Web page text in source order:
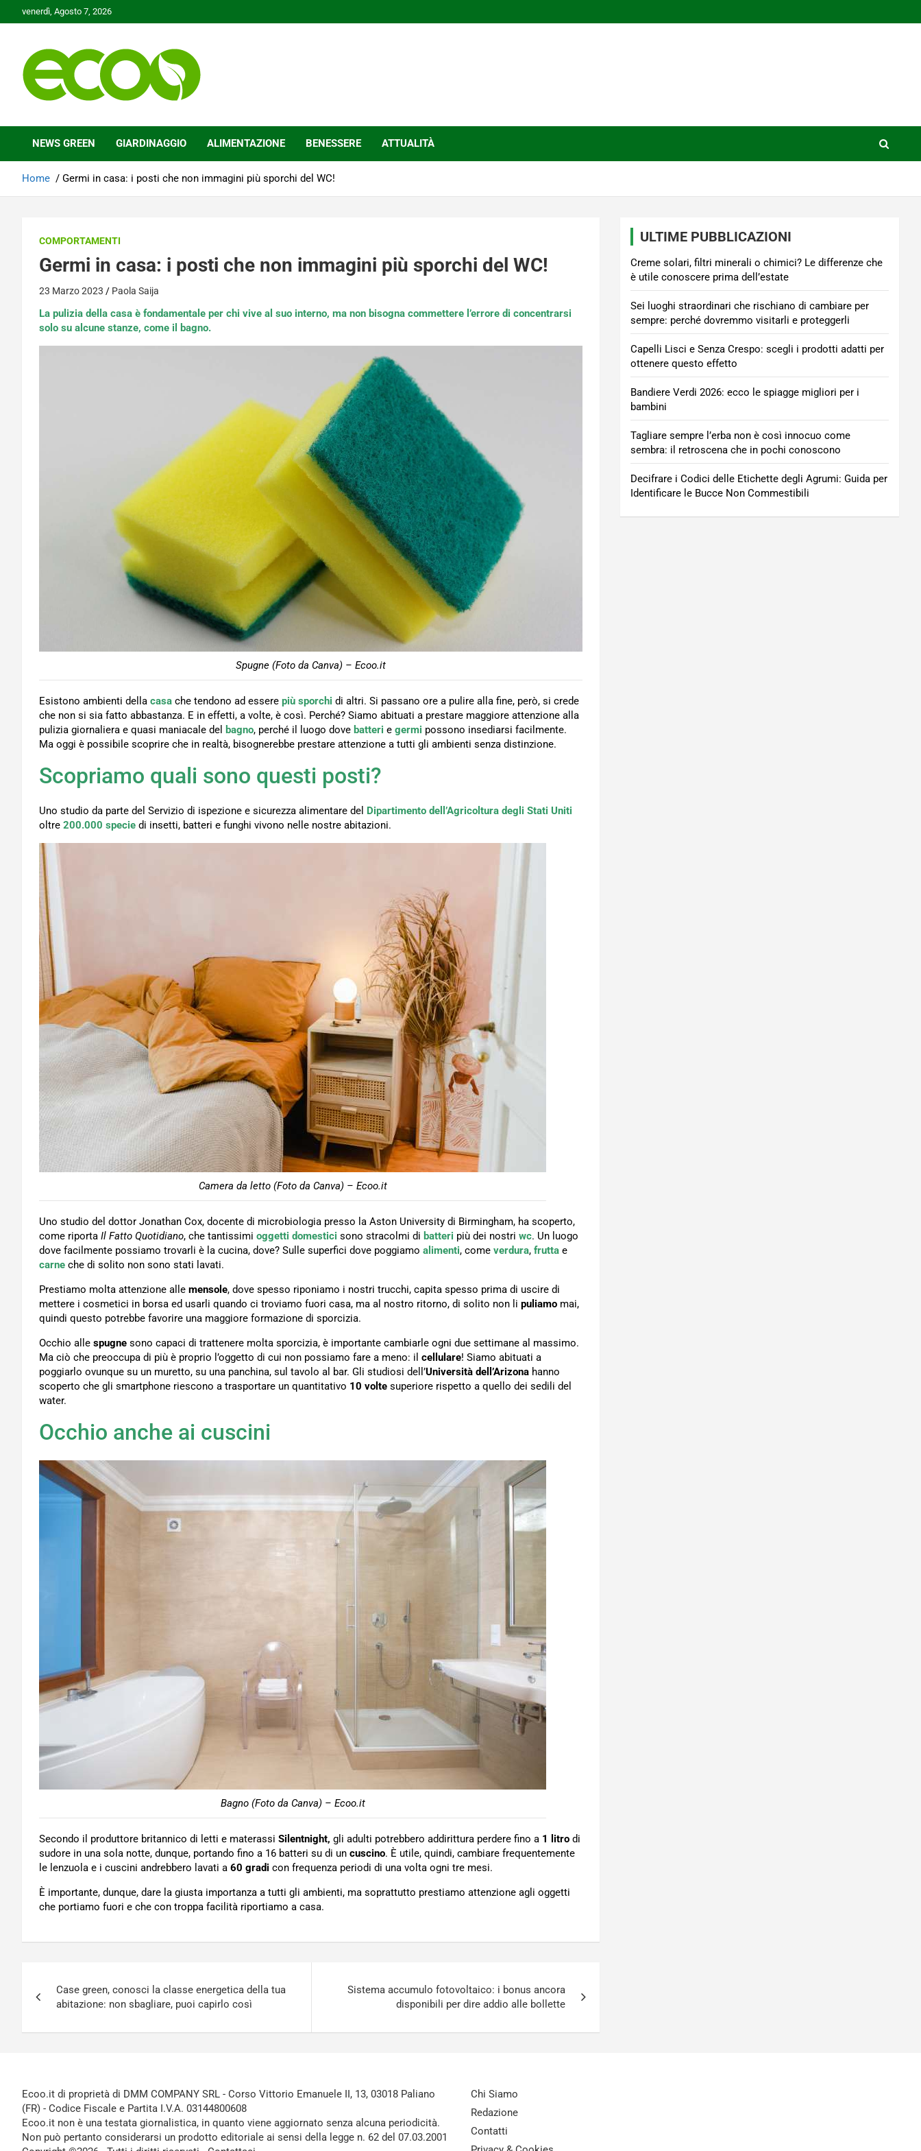
to
venerdì, Agosto 7, 2026
Ecoo.it
NEWS GREEN GIARDINAGGIO ALIMENTAZIONE BENESSERE ATTUALITÀ
Home Germi in casa: i posti che non immagini più sporchi del WC!
COMPORTAMENTI
Germi in casa: i posti che non immagini più sporchi del WC!
23 Marzo 2023 Paola Saija
La pulizia della casa è fondamentale per chi vive al suo interno, ma non bisogna commettere l’errore di concentrarsi
solo su alcune stanze, come il bagno.
Spugne (Foto da Canva) – Ecoo.it
Esistono ambienti della casa che tendono ad essere più sporchi di altri. Si passano ore a pulire alla fine, però, si crede
che non si sia fatto abbastanza. E in effetti, a volte, è così. Perché? Siamo abituati a prestare maggiore attenzione alla
pulizia giornaliera e quasi maniacale del bagno, perché il luogo dove batteri e germi possono insediarsi facilmente.
Ma oggi è possibile scoprire che in realtà, bisognerebbe prestare attenzione a tutti gli ambienti senza distinzione.
Scopriamo quali sono questi posti?
Uno studio da parte del Servizio di ispezione e sicurezza alimentare del Dipartimento dell’Agricoltura degli Stati Uniti
oltre 200.000 specie di insetti, batteri e funghi vivono nelle nostre abitazioni.
Camera da letto (Foto da Canva) – Ecoo.it
Uno studio del dottor Jonathan Cox, docente di microbiologia presso la Aston University di Birmingham, ha scoperto,
come riporta Il Fatto Quotidiano, che tantissimi oggetti domestici sono stracolmi di batteri più dei nostri wc. Un luogo
dove facilmente possiamo trovarli è la cucina, dove? Sulle superfici dove poggiamo alimenti, come verdura, frutta e
carne che di solito non sono stati lavati.
Prestiamo molta attenzione alle mensole, dove spesso riponiamo i nostri trucchi, capita spesso prima di uscire di
mettere i cosmetici in borsa ed usarli quando ci troviamo fuori casa, ma al nostro ritorno, di solito non li puliamo mai,
quindi questo potrebbe favorire una maggiore formazione di sporcizia.
Occhio alle spugne sono capaci di trattenere molta sporcizia, è importante cambiarle ogni due settimane al massimo.
Ma ciò che preoccupa di più è proprio l’oggetto di cui non possiamo fare a meno: il cellulare! Siamo abituati a
poggiarlo ovunque su un muretto, su una panchina, sul tavolo al bar. Gli studiosi dell’Università dell’Arizona hanno
scoperto che gli smartphone riescono a trasportare un quantitativo 10 volte superiore rispetto a quello dei sedili del
water.
Occhio anche ai cuscini
Bagno (Foto da Canva) – Ecoo.it
Secondo il produttore britannico di letti e materassi Silentnight, gli adulti potrebbero addirittura perdere fino a 1 litro di
sudore in una sola notte, dunque, portando fino a 16 batteri su di un cuscino. È utile, quindi, cambiare frequentemente
le lenzuola e i cuscini andrebbero lavati a 60 gradi con frequenza periodi di una volta ogni tre mesi.
È importante, dunque, dare la giusta importanza a tutti gli ambienti, ma soprattutto prestiamo attenzione agli oggetti
che portiamo fuori e che con troppa facilità riportiamo a casa.
articoli
Case green, conosci la classe energetica della tua
abitazione: non sbagliare, puoi capirlo così
Sistema accumulo fotovoltaico: i bonus ancora
disponibili per dire addio alle bollette
ULTIME PUBBLICAZIONI
Creme solari, filtri minerali o chimici? Le differenze che
è utile conoscere prima dell’estate
Sei luoghi straordinari che rischiano di cambiare per
sempre: perché dovremmo visitarli e proteggerli
Capelli Lisci e Senza Crespo: scegli i prodotti adatti per
ottenere questo effetto
Bandiere Verdi 2026: ecco le spiagge migliori per i
bambini
Tagliare sempre l’erba non è così innocuo come
sembra: il retroscena che in pochi conoscono
Decifrare i Codici delle Etichette degli Agrumi: Guida per
Identificare le Bucce Non Commestibili
Ecoo.it di proprietà di DMM COMPANY SRL - Corso Vittorio Emanuele II, 13, 03018 Paliano
(FR) - Codice Fiscale e Partita I.V.A. 03144800608
Ecoo.it non è una testata giornalistica, in quanto viene aggiornato senza alcuna periodicità.
Non può pertanto considerarsi un prodotto editoriale ai sensi della legge n. 62 del 07.03.2001
Chi Siamo
Redazione
Contatti